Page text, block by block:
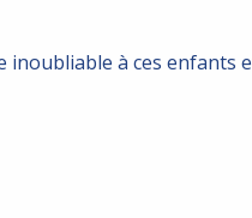
à ces enfants